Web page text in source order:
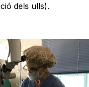
dels ulls).